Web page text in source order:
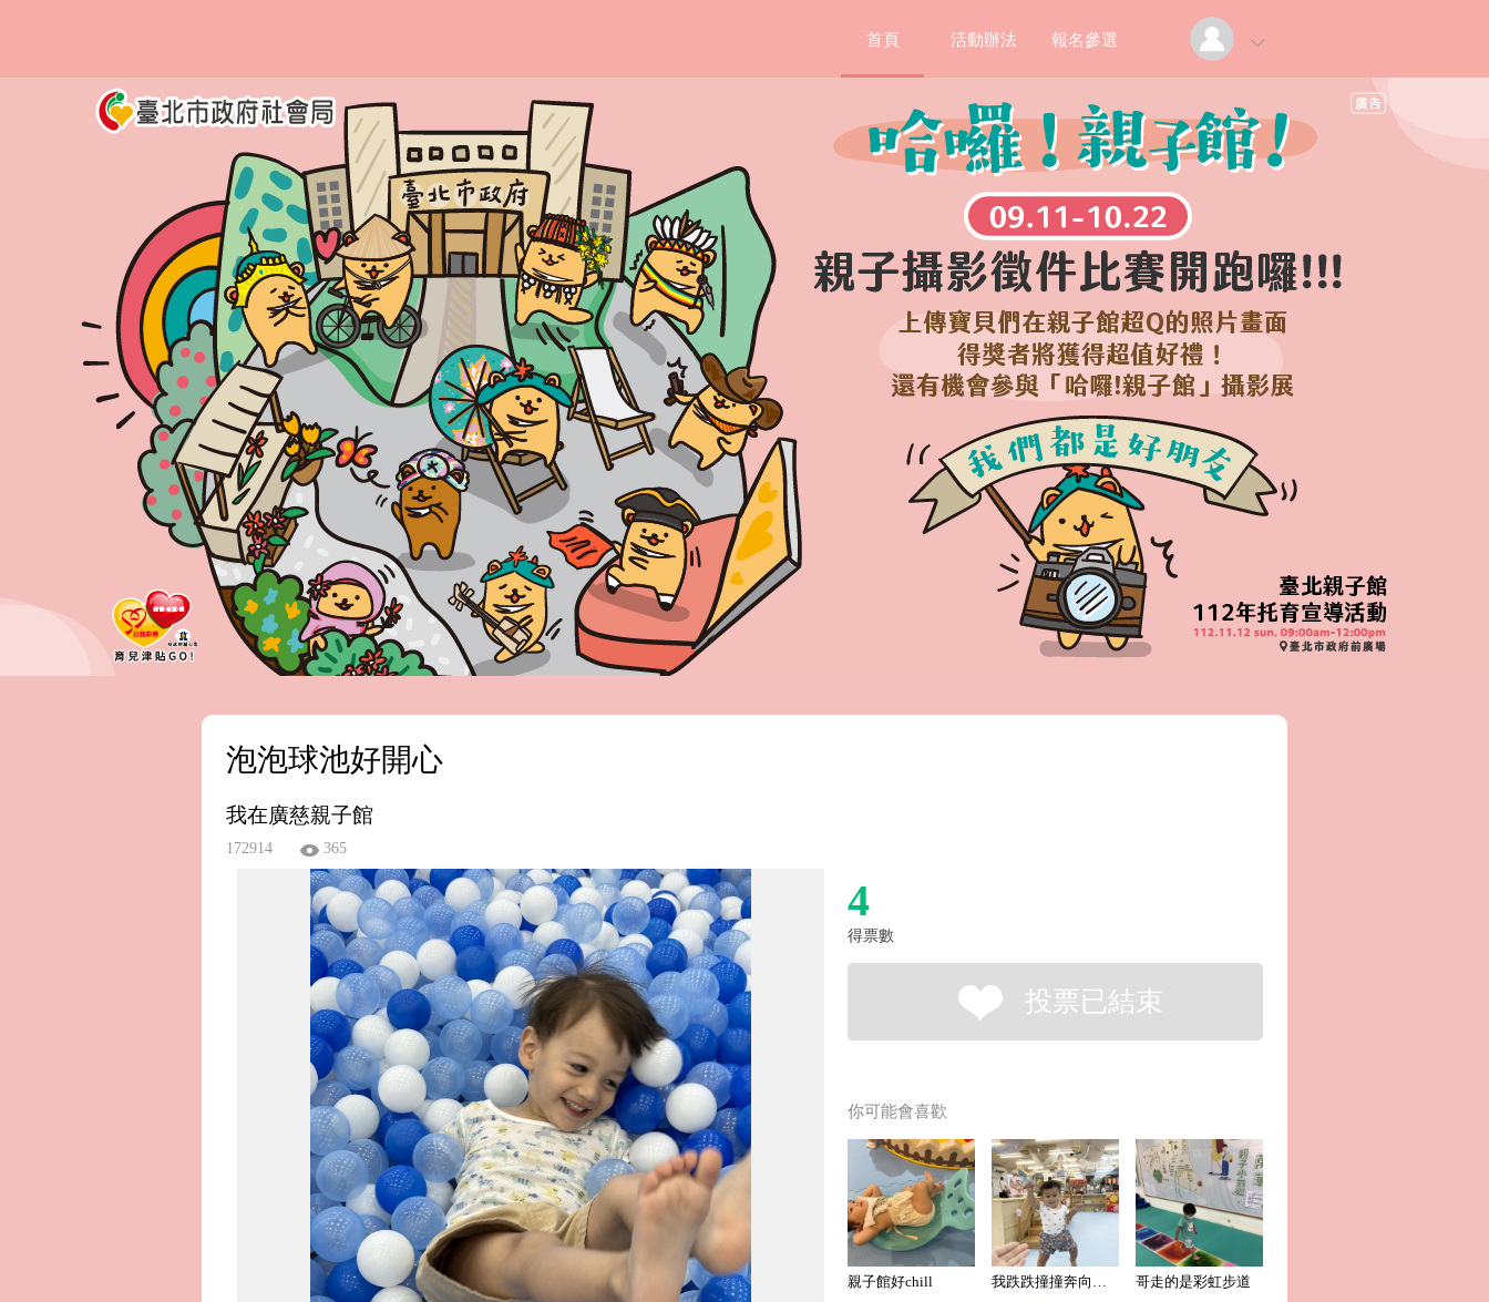
首頁 活動辦法 報名參選
泡泡球池好開心
我在廣慈親子館
172914 365
4
得票數
投票已結束
你可能會喜歡
親子館好chill 我跌跌撞撞奔向妳/你 哥走的是彩虹步道